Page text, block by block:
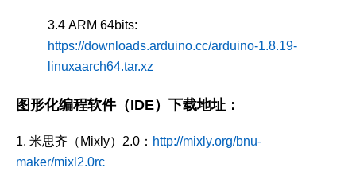
3.4 ARM 64bits:
https://downloads.arduino.cc/arduino-1.8.19-
linuxaarch64.tar.xz
图形化编程软件（IDE）下载地址：
1. 米思齐（Mixly）2.0： http://mixly.org/bnu-
maker/mixl2.0rc